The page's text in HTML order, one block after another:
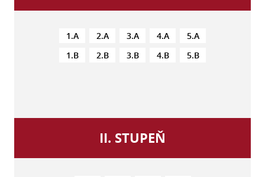
1.A
1.B
2.A
2.B
3.A
3.B
4.A
4.B
5.A
5.B
II. STUPEŇ